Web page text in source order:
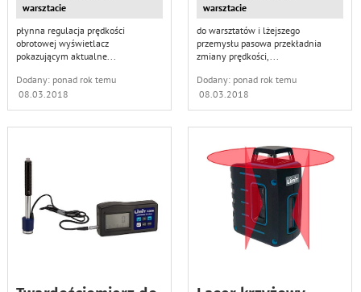
warsztacie
płynna regulacja prędkości
obrotowej wyświetlacz
pokazującym aktualne...
Dodany: ponad rok temu
08.03.2018
warsztacie
do warsztatów i lżejszego
przemysłu pasowa przekładnia
zmiany prędkości,...
Dodany: ponad rok temu
08.03.2018